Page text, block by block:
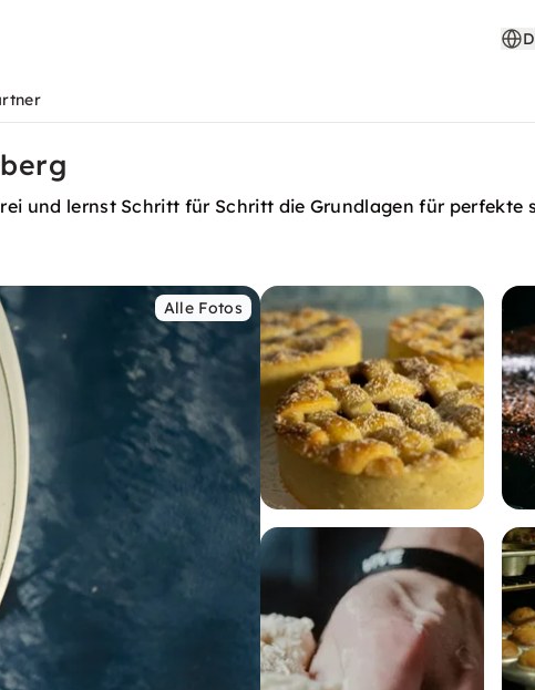
und lernst Schritt für Schritt die Grundlagen für perfekte
Alle Fotos